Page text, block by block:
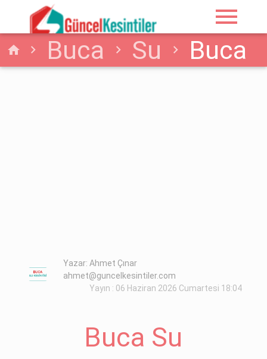
menu
home Buca Su
Buca
Yazar: Ahmet Çınar
ahmet@guncelkesintiler.com
Yayın : 06 Haziran 2026 Cumartesi 18:04
Buca Su